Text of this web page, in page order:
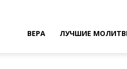
ВЕРА ЛУЧШИЕ